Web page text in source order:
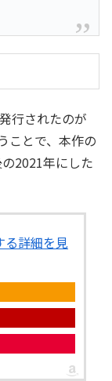
行されたのが
ことで、本作の
2021年にした
詳細を見